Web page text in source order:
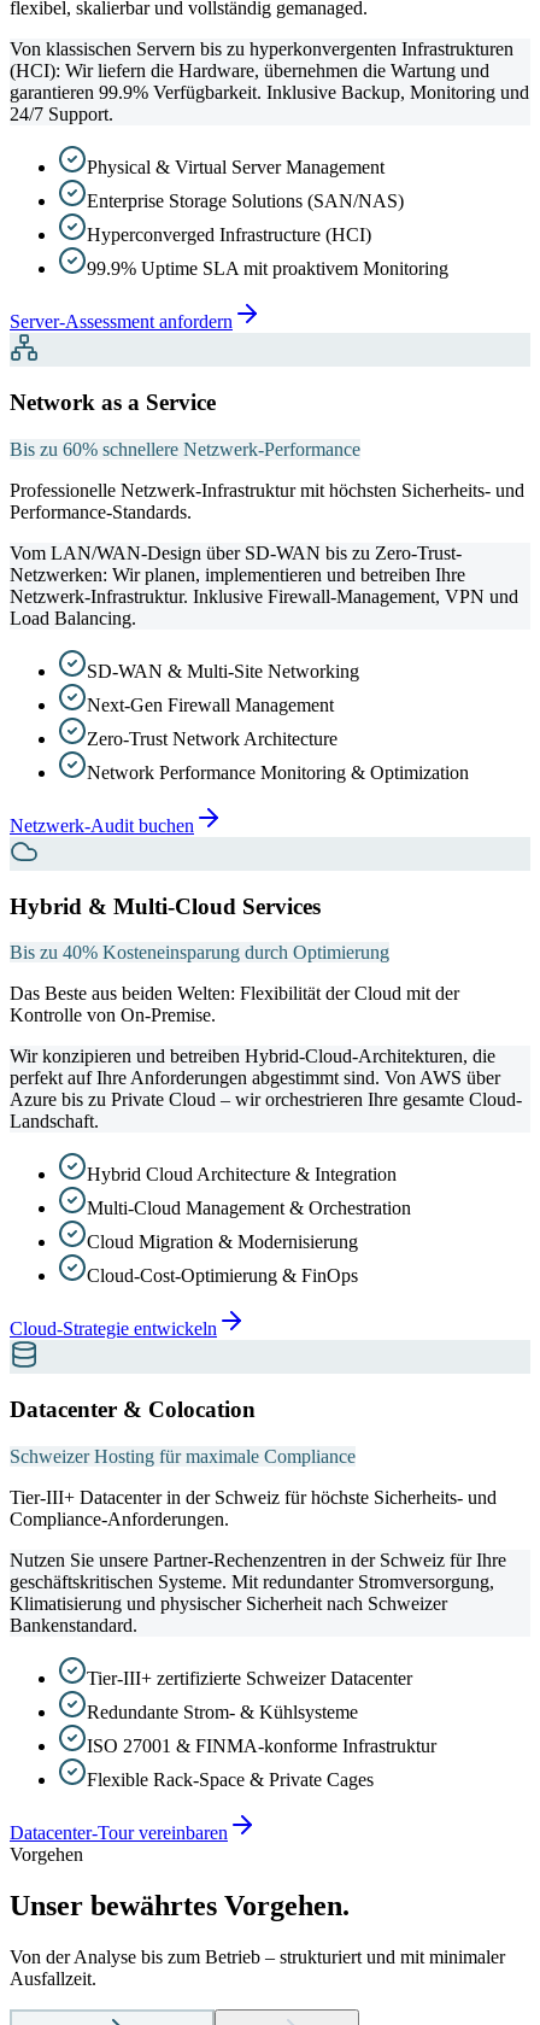
flexibel, skalierbar und vollständig gemanaged.
Von klassischen Servern bis zu hyperkonvergenten Infrastrukturen
(HCI): Wir liefern die Hardware, übernehmen die Wartung und
garantieren 99.9% Verfügbarkeit. Inklusive Backup, Monitoring und
24/7 Support.
Physical & Virtual Server Management
Enterprise Storage Solutions (SAN/NAS)
Hyperconverged Infrastructure (HCI)
99.9% Uptime SLA mit proaktivem Monitoring
Server-Assessment anfordern
Network as a Service
Bis zu 60% schnellere Netzwerk-Performance
Professionelle Netzwerk-Infrastruktur mit höchsten Sicherheits- und
Performance-Standards.
Vom LAN/WAN-Design über SD-WAN bis zu Zero-Trust-
Netzwerken: Wir planen, implementieren und betreiben Ihre
Netzwerk-Infrastruktur. Inklusive Firewall-Management, VPN und
Load Balancing.
SD-WAN & Multi-Site Networking
Next-Gen Firewall Management
Zero-Trust Network Architecture
Network Performance Monitoring & Optimization
Netzwerk-Audit buchen
Hybrid & Multi-Cloud Services
Bis zu 40% Kosteneinsparung durch Optimierung
Das Beste aus beiden Welten: Flexibilität der Cloud mit der
Kontrolle von On-Premise.
Wir konzipieren und betreiben Hybrid-Cloud-Architekturen, die
perfekt auf Ihre Anforderungen abgestimmt sind. Von AWS über
Azure bis zu Private Cloud – wir orchestrieren Ihre gesamte Cloud-
Landschaft.
Hybrid Cloud Architecture & Integration
Multi-Cloud Management & Orchestration
Cloud Migration & Modernisierung
Cloud-Cost-Optimierung & FinOps
Cloud-Strategie entwickeln
Datacenter & Colocation
Schweizer Hosting für maximale Compliance
Tier-III+ Datacenter in der Schweiz für höchste Sicherheits- und
Compliance-Anforderungen.
Nutzen Sie unsere Partner-Rechenzentren in der Schweiz für Ihre
geschäftskritischen Systeme. Mit redundanter Stromversorgung,
Klimatisierung und physischer Sicherheit nach Schweizer
Bankenstandard.
Tier-III+ zertifizierte Schweizer Datacenter
Redundante Strom- & Kühlsysteme
ISO 27001 & FINMA-konforme Infrastruktur
Flexible Rack-Space & Private Cages
Datacenter-Tour vereinbaren
Vorgehen
Unser bewährtes Vorgehen.
Von der Analyse bis zum Betrieb – strukturiert und mit minimaler
Ausfallzeit.